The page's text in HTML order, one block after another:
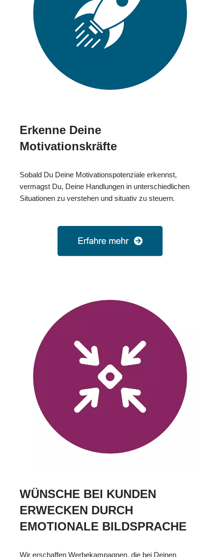
Erkenne Deine
Motivationskräfte
Sobald Du Deine Motivationspotenziale erkennst,
vermagst Du, Deine Handlungen in unterschiedlichen
Situationen zu verstehen und situativ zu steuern.
WÜNSCHE BEI KUNDEN
ERWECKEN DURCH
EMOTIONALE BILDSPRACHE
Wir erschaffen Werbekampagnen, die bei Deinen